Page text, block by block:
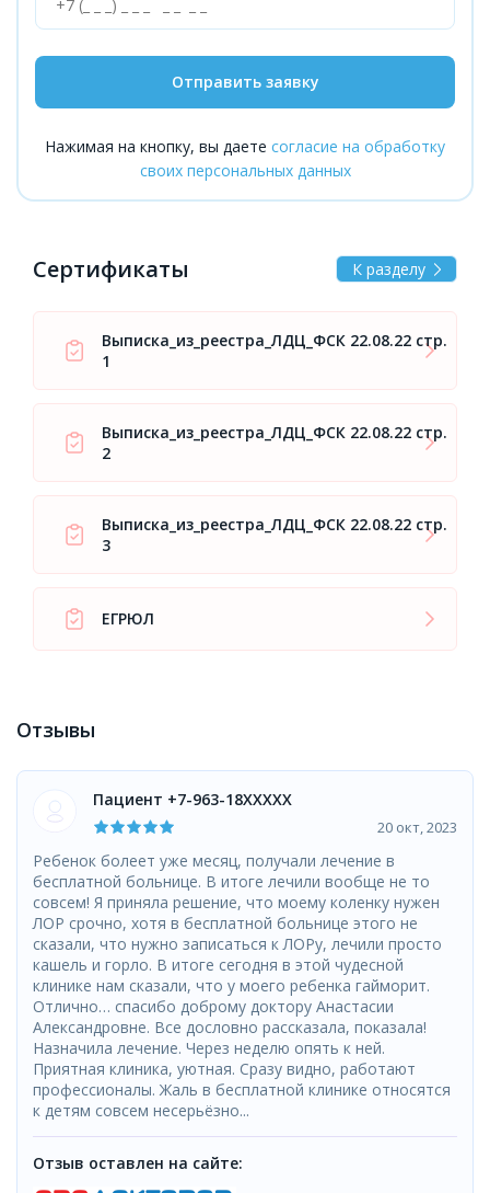
Отправить заявку
Нажимая на кнопку, вы даете согласие на обработку
своих персональных данных
Сертификаты К разделу
Выписка_из_реестра_ЛДЦ_ФСК 22.08.22 стр.
1
Выписка_из_реестра_ЛДЦ_ФСК 22.08.22 стр.
2
Выписка_из_реестра_ЛДЦ_ФСК 22.08.22 стр.
3
ЕГРЮЛ
Отзывы
Пациент +7-963-18XXXXX
20 окт, 2023
Ребенок болеет уже месяц, получали лечение в
бесплатной больнице. В итоге лечили вообще не то
совсем! Я приняла решение, что моему коленку нужен
ЛОР срочно, хотя в бесплатной больнице этого не
сказали, что нужно записаться к ЛОРу, лечили просто
кашель и горло. В итоге сегодня в этой чудесной
клинике нам сказали, что у моего ребенка гайморит.
Отлично… спасибо доброму доктору Анастасии
Александровне. Все дословно рассказала, показала!
Назначила лечение. Через неделю опять к ней.
Приятная клиника, уютная. Сразу видно, работают
профессионалы. Жаль в бесплатной клинике относятся
к детям совсем несерьёзно...
Отзыв оставлен на сайте: